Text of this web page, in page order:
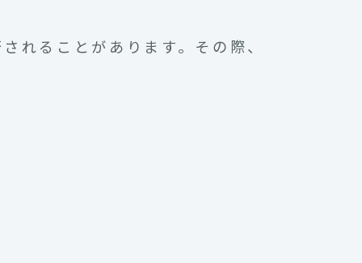
れることがあります。その際、